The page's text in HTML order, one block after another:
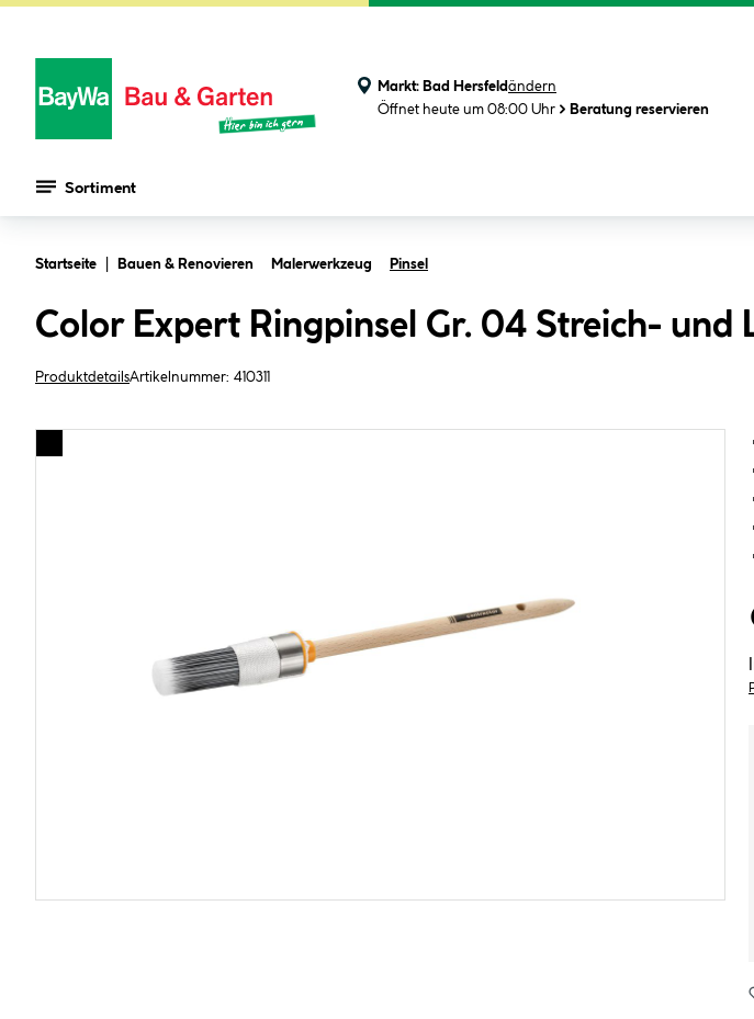
Markt: Bad Hersfeldändern
Öffnet heute um 08:00 Uhr
Beratung reservieren
Sortiment
Startseite Bauen & Renovieren Malerwerkzeug Pinsel
Color Expert Ringpinsel Gr. 04 Streich- und
ProduktdetailsArtikelnummer: 410311